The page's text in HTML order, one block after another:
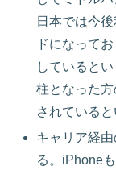
日本では今
ドになって
していると
柱となった
されていると
キャリア経
る。iPhone